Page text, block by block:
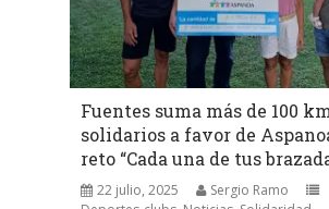
Fuentes suma más de 100
solidarios a favor de
reto “Cada una de tus
22 julio, 2025
Sergio Ramo